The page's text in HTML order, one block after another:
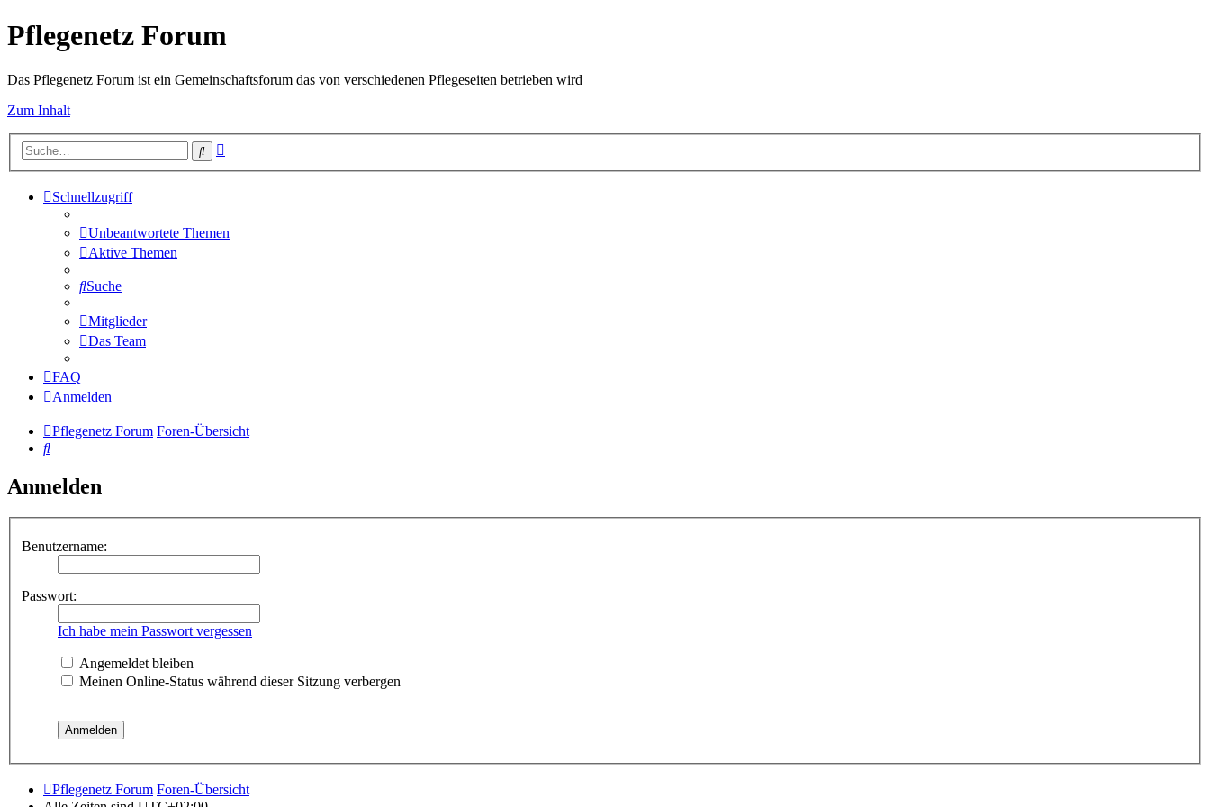
Pflegenetz Forum
Das Pflegenetz Forum ist ein Gemeinschaftsforum das von verschiedenen Pflegeseiten betrieben wird
Zum Inhalt
Suche
Schnellzugriff
Unbeantwortete Themen
Aktive Themen
Suche
Mitglieder
Das Team
FAQ
Anmelden
Pflegenetz Forum Foren-Übersicht
Suche
Anmelden
Benutzername:
Passwort:
Ich habe mein Passwort vergessen
Angemeldet bleiben
Meinen Online-Status während dieser Sitzung verbergen
Pflegenetz Forum Foren-Übersicht